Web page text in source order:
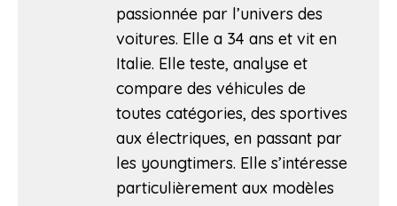
passionnée par l’univers des
voitures. Elle a 34 ans et vit en
Italie. Elle teste, analyse et
compare des véhicules de
toutes catégories, des sportives
aux électriques, en passant par
les youngtimers. Elle s’intéresse
particulièrement aux modèles